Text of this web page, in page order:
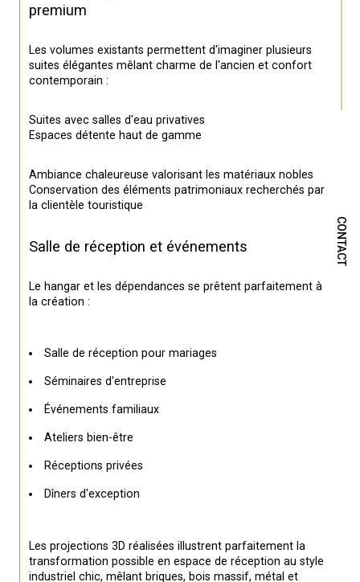
CONTACT
premium
Les volumes existants permettent d'imaginer plusieurs
suites élégantes mêlant charme de l'ancien et confort
contemporain :
Suites avec salles d'eau privatives
Espaces détente haut de gamme
Ambiance chaleureuse valorisant les matériaux nobles
Conservation des éléments patrimoniaux recherchés par
la clientèle touristique
Salle de réception et événements
Le hangar et les dépendances se prêtent parfaitement à
la création :
Salle de réception pour mariages
Séminaires d'entreprise
Événements familiaux
Ateliers bien-être
Réceptions privées
Dîners d'exception
Les projections 3D réalisées illustrent parfaitement la
transformation possible en espace de réception au style
industriel chic, mêlant briques, bois massif, métal et